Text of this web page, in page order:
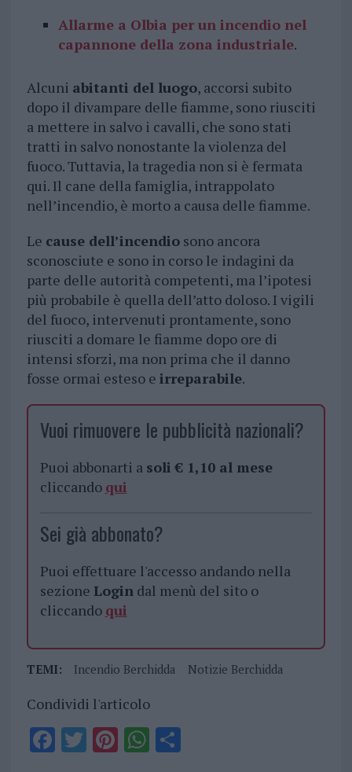
Allarme a Olbia per un incendio nel
capannone della zona industriale.
Alcuni abitanti del luogo, accorsi subito
dopo il divampare delle fiamme, sono riusciti
a mettere in salvo i cavalli, che sono stati
tratti in salvo nonostante la violenza del
fuoco. Tuttavia, la tragedia non si è fermata
qui. Il cane della famiglia, intrappolato
nell’incendio, è morto a causa delle fiamme.
Le cause dell’incendiosono ancora
sconosciute e sono in corso le indagini da
parte delle autorità competenti, ma l’ipotesi
più probabile è quella dell’atto doloso. I vigili
del fuoco, intervenuti prontamente, sono
riusciti a domare le fiamme dopo ore di
intensi sforzi, ma non prima che il danno
fosse ormai esteso e irreparabile.
Vuoi rimuovere le pubblicità nazionali?
Puoi abbonarti a soli € 1,10 al mese
cliccando qui
Sei già abbonato?
Puoi effettuare l'accesso andando nella
sezione Logindal menù del sito o
cliccando qui
TEMI: Incendio Berchidda Notizie Berchidda
Condividi l'articolo
F T PiWS